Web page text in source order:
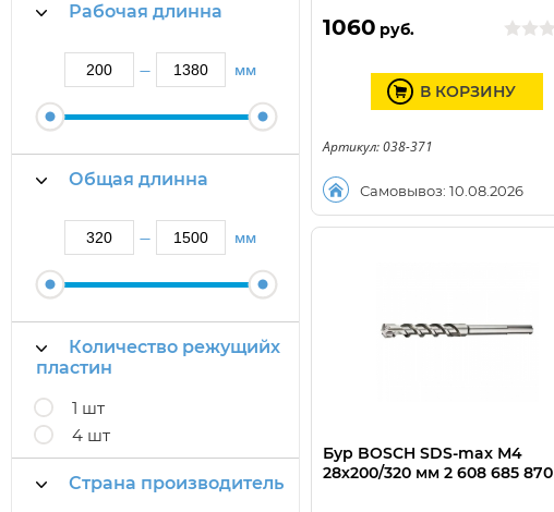
Рабочая длинна
— мм
Общая длинна
— мм
Количество режущийх
пластин
1 шт
4 шт
Страна производитель
1060 руб.
Самовывоз: 10.08.2026
В КОРЗИНУ
Артикул: 038-371
Бур BOSCH SDS-max М4
28х200/320 мм 2 608 685 870